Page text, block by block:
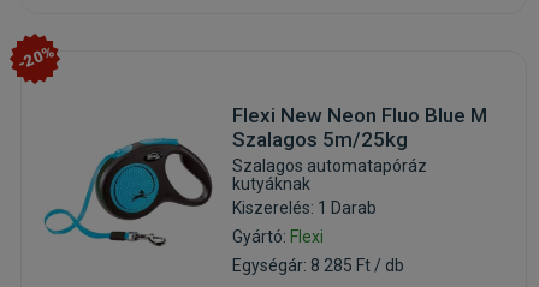
-20%
Flexi New Neon Fluo Blue M
Szalagos 5m/25kg
Szalagos automatapóráz
kutyáknak
Kiszerelés: 1 Darab
Gyártó: Flexi
Egységár: 8 285 Ft / db